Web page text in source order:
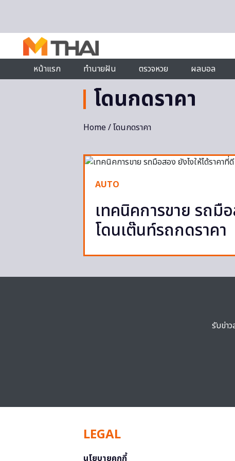
หน้าแรก
ทำนายฝัน ตรวจหวย ผลบอล
โดนกดราคา
Home/ โดนกดราคา
AUTO
เทคนิคการขาย รถมื
โดนเต๊นท์รถกดราคา
รับข่า
LEGAL
นโยบายคุกกี้